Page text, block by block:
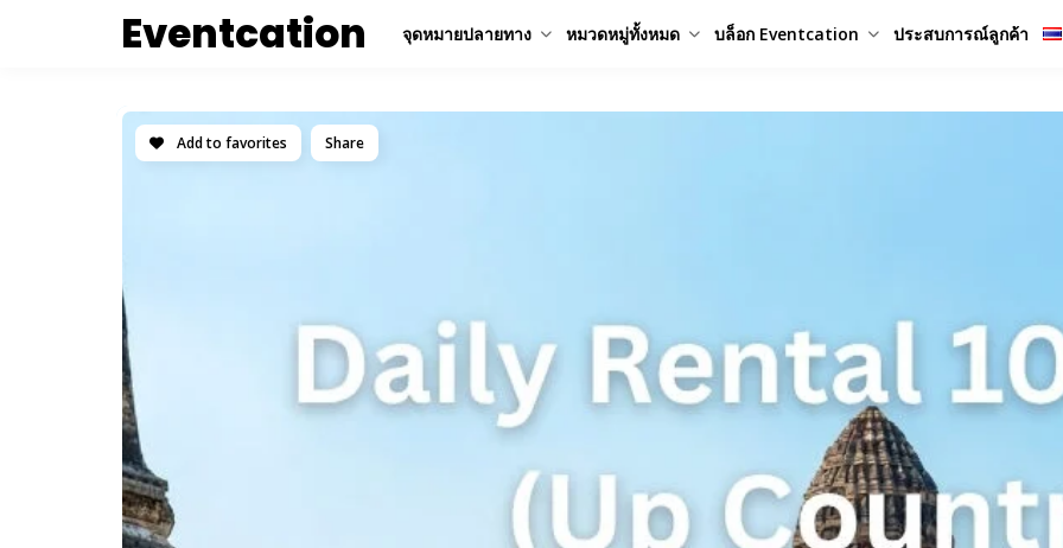
Eventcation จุดหมายปลายทาง หมวดหมู่ทั้งหมด บล็อก Eventcation ประสบการณ์ลูกค้า
Add to favorites Share